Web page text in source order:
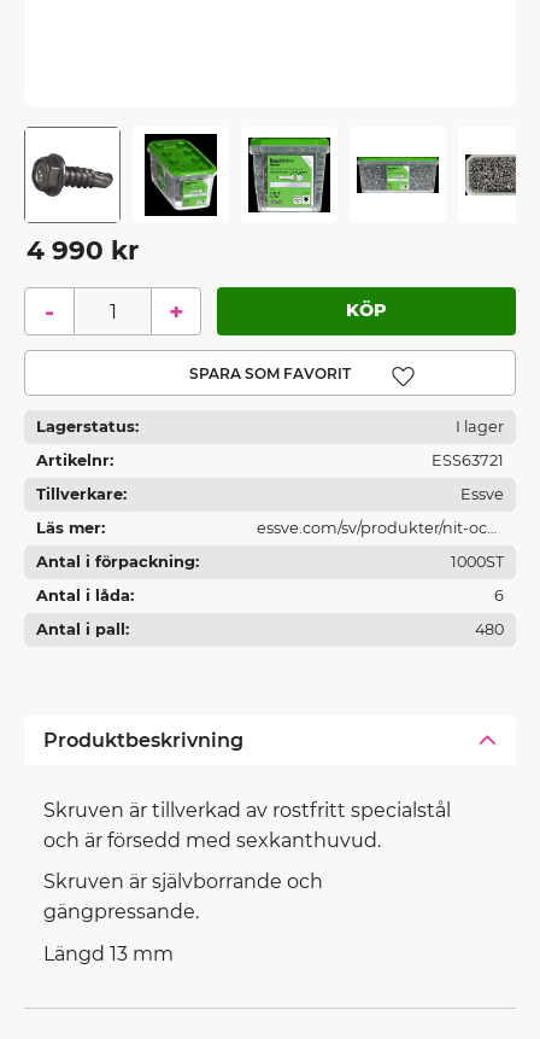
4 990 kr
+
-
Lägg till i favoriter
Lagerstatus
I lager
Artikelnr
ESS63721
Tillverkare
Essve
Läs mer
essve.com/sv/produkter/nit-och-
platskruv/byggplatskruv/byggplat
skruv-utan-
tatningsbricka/marutex-
Antal i förpackning
1000ST
Antal i låda
6
Antal i pall
480
Produktbeskrivning
Skruven är tillverkad av rostfritt specialstål
och är försedd med sexkanthuvud.
Skruven är självborrande och
gängpressande.
Längd 13 mm